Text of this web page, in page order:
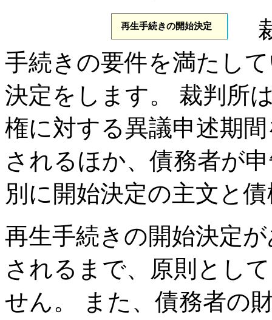
再生手続きの開始決定
手続きの要件を満たし
決定をします。 裁判所
権に対する異議申述期
されるほか、債務者が
別に開始決定の主文と
再生手続きの開始決定
されるまで、原則とし
せん。 また、債務者の